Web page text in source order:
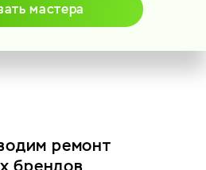
мастера
ремонт